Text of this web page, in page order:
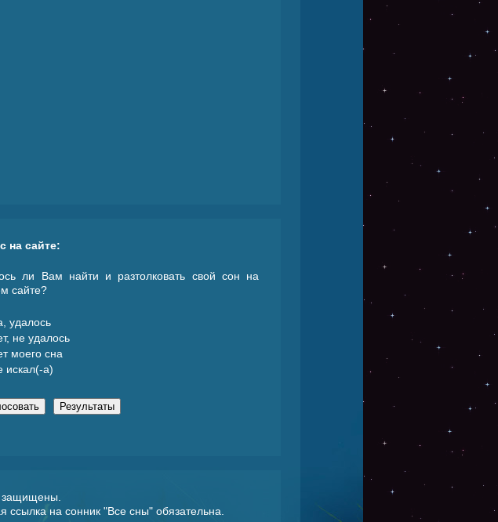
на сайте:
ли Вам найти и разтолковать свой сон на
сайте?
удалось
не удалось
моего сна
искал(-а)
защищены.
ссылка на сонник "Все сны" обязательна.